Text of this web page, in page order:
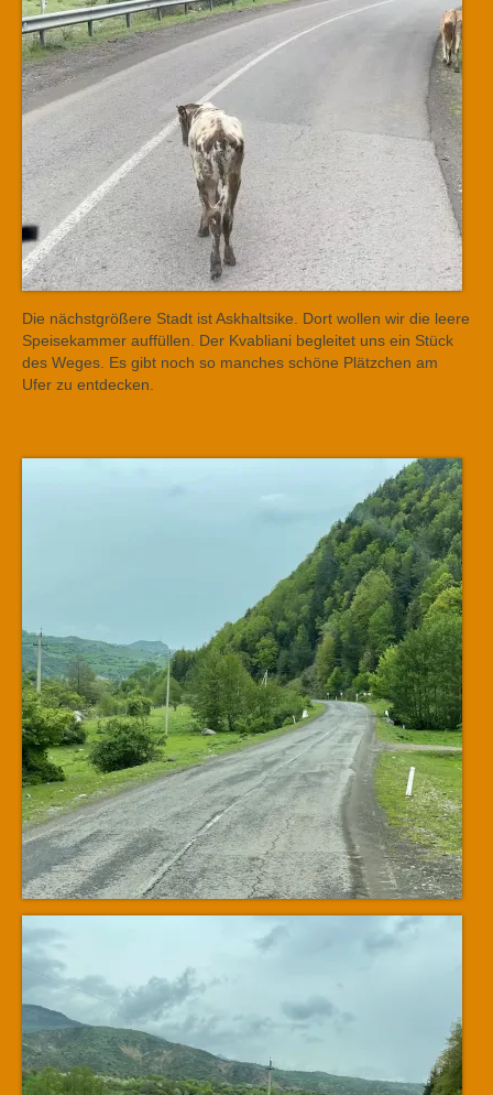
Die nächstgrößere Stadt ist Askhaltsike. Dort wollen wir die leere
Speisekammer auffüllen. Der Kvabliani begleitet uns ein Stück
des Weges. Es gibt noch so manches schöne Plätzchen am
Ufer zu entdecken.